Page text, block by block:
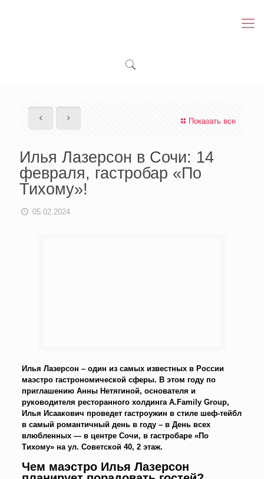
Показать все
Илья Лазерсон в Сочи: 14
февраля, гастробар «По
Тихому»!
05.02.2024
Илья Лазерсон – один из самых известных в России
маэстро гастрономической сферы. В этом году по
приглашению Анны Нетягиной, основателя и
руководителя ресторанного холдинга A.Family Group,
Илья Исаакович проведет гастроужин в стиле шеф-тейбл
в самый романтичный день в году – в День всех
влюбленных — в центре Сочи, в гастробаре «По
Тихому» на ул. Советской 40, 2 этаж.
Чем маэстро Илья Лазерсон